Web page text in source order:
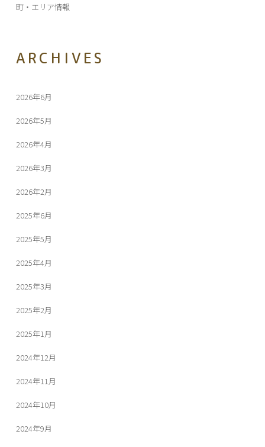
町・エリア情報
ARCHIVES
2026年6月
2026年5月
2026年4月
2026年3月
2026年2月
2025年6月
2025年5月
2025年4月
2025年3月
2025年2月
2025年1月
2024年12月
2024年11月
2024年10月
2024年9月